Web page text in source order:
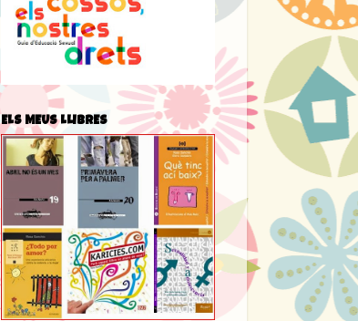
ELS MEUS LLIBRES